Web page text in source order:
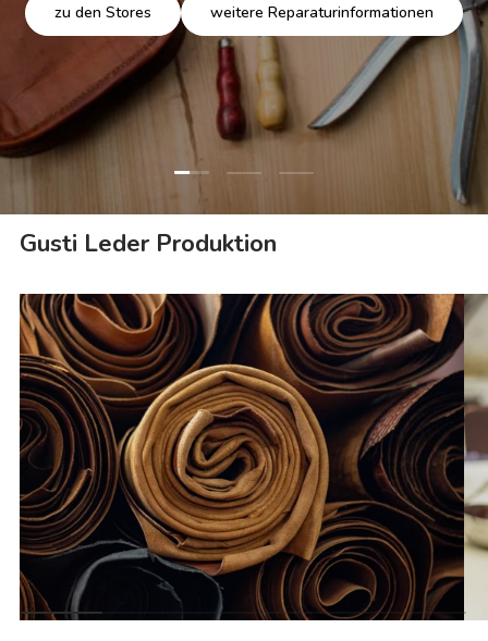
zu den Stores weitere Reparaturinformationen
Folie laden 1 von 3
Folie laden 2 von 3
Folie laden 3 von 3
Gusti Leder Produktion